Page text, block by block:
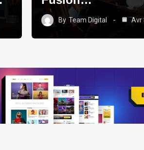
By Team Digital Avr